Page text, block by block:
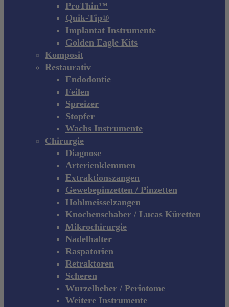
ProThin™
Quik-Tip®
Implantat Instrumente
Golden Eagle Kits
Komposit
Restaurativ
Endodontie
Feilen
Spreizer
Stopfer
Wachs Instrumente
Chirurgie
Diagnose
Arterienklemmen
Extraktionszangen
Gewebepinzetten / Pinzetten
Hohlmeisselzangen
Knochenschaber / Lucas Küretten
Mikrochirurgie
Nadelhalter
Raspatorien
Retraktoren
Scheren
Wurzelheber / Periotome
Weitere Instrumente